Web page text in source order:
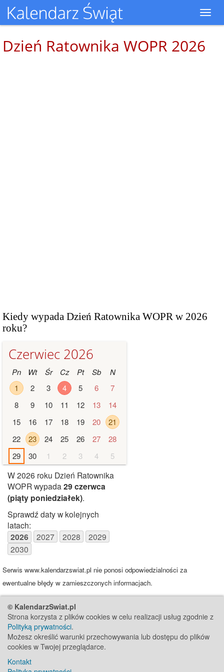
Dzień Ratownika WOPR 2026
Kiedy wypada Dzień Ratownika WOPR w 2026
roku?
Czerwiec 2026
Pn Wt Śr Cz Pt Sb
N
1
2 3 4 5 6
7
8
9 10 11 12 13
14
15
16 17 18 19 20
21
22
23 24 25 26 27
28
29
30 1 2 3 4 5
W 2026 roku Dzień Ratownika
WOPR wypada 29 czerwca
(piąty poniedziałek).
Sprawdź daty w kolejnych
latach:
2026 2027 2028
2029
2030
Serwis www.kalendarzswiat.pl nie ponosi odpowiedzialności za
ewentualne błędy w zamieszczonych informacjach.
© KalendarzSwiat.pl
Strona korzysta z plików cookies w celu realizacji usług zgodnie z
Polityką prywatności.
Możesz określić warunki przechowywania lub dostępu do plików
cookies w Twojej przeglądarce.
Kontakt